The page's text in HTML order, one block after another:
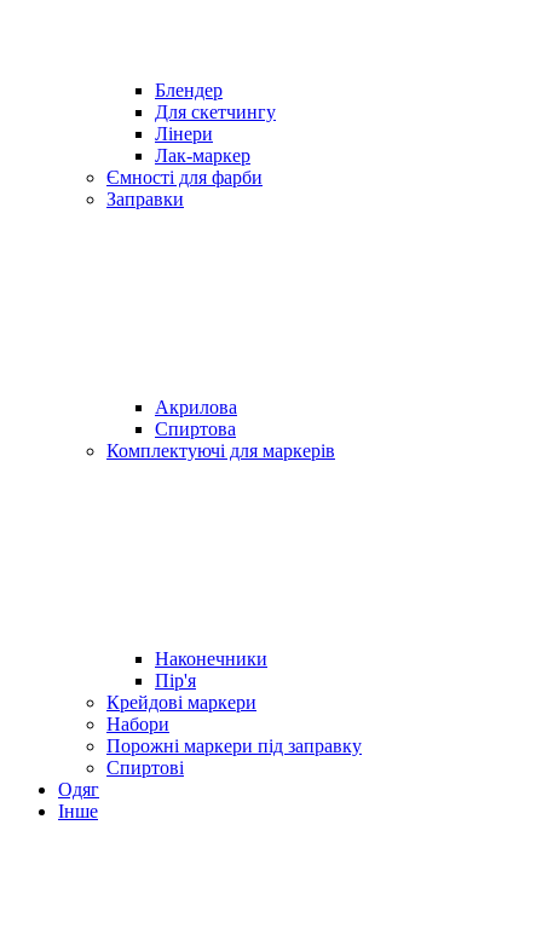
Блендер
Для скетчингу
Лінери
Лак-маркер
Ємності для фарби
Заправки
Акрилова
Спиртова
Комплектуючі для маркерів
Наконечники
Пір'я
Крейдові маркери
Набори
Порожні маркери під заправку
Спиртові
Одяг
Інше